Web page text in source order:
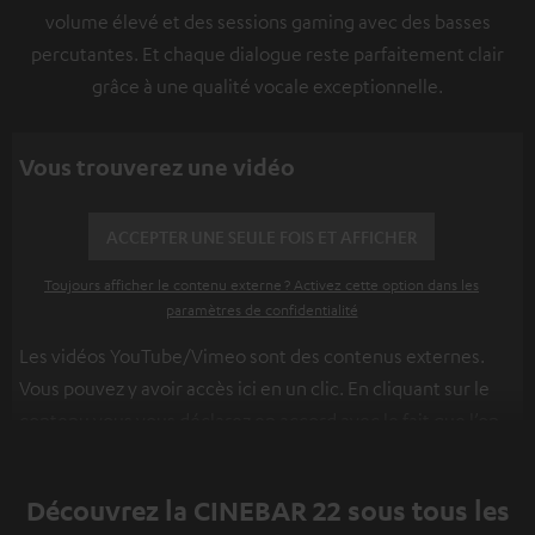
volume élevé et des sessions gaming avec des basses
percutantes. Et chaque dialogue reste parfaitement clair
grâce à une qualité vocale exceptionnelle.
Vous trouverez une vidéo
Toujours afficher le contenu externe ? Activez cette option dans les
paramètres de confidentialité
Les vidéos YouTube/Vimeo sont des contenus externes.
Vous pouvez y avoir accès ici en un clic. En cliquant sur le
tierce.Vous en apprendrez davantage dans notre
Découvrez la CINEBAR 22 sous tous les